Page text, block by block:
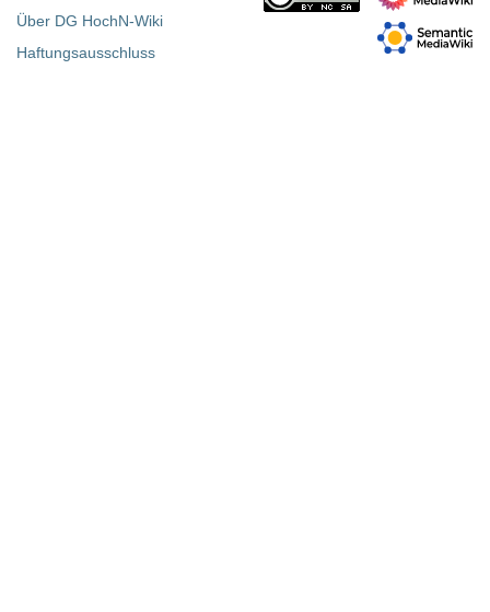
Über DG HochN-Wiki
Haftungsausschluss